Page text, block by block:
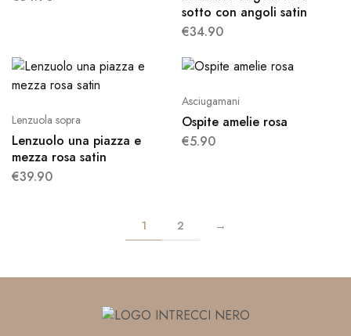
sotto con angoli satin
€34.90
Lenzuola sopra
Lenzuolo una piazza e
mezza rosa satin
€39.90
Asciugamani
Ospite amelie rosa
€5.90
1 2 →